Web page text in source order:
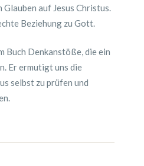
Glauben auf Jesus Christus.
Beziehung zu Gott.
Buch Denkanstöße, die ein
Er ermutigt uns die
selbst zu prüfen und